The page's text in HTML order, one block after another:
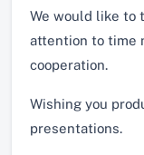
We would like to
attention to time
cooperation.
Wishing you
presentations.